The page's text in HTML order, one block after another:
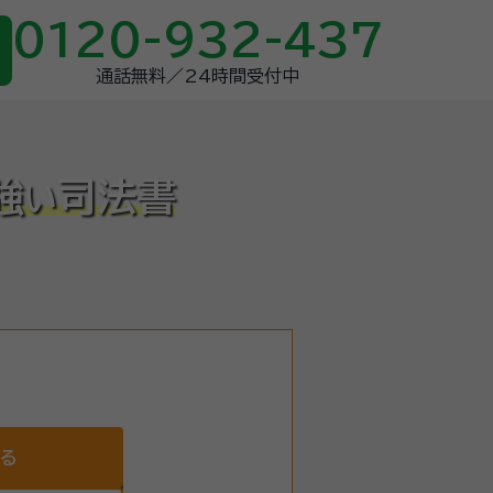
0120-932-437
通話無料／24時間受付中
い司法書